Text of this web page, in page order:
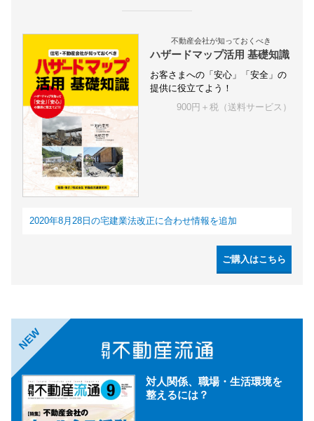
不動産会社が知っておくべき
ハザードマップ活用 基礎知識
お客さまへの「安心」「安全」の
提供に役立てよう！
900円＋税（送料サービス）
2020年8月28日の宅建業法改正に合わせ情報を追加
ご購入はこちら
NEW
対人関係、職場・生活環境を
整えるには？